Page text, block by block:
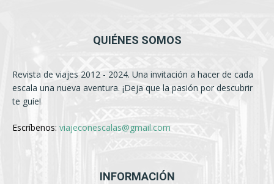
QUIÉNES SOMOS
Revista de viajes 2012 - 2024. Una invitación a hacer de cada
escala una nueva aventura. ¡Deja que la pasión por descubrir
te guíe!
Escríbenos: viajeconescalas@gmail.com
INFORMACIÓN